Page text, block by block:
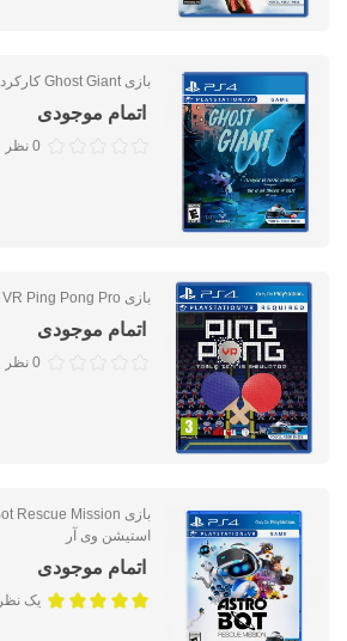
بازی Ghost Giant کارکرده - پلی استیشن VR
اتمام موجودی
0 نظر
بازی VR Ping Pong Pro کارکرده - پلی استیشن VR
اتمام موجودی
0 نظر
استیشن وی آر
اتمام موجودی
یک نظر